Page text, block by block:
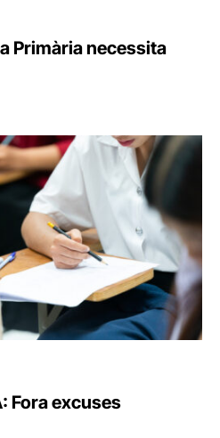
Primària necessita
Fora excuses